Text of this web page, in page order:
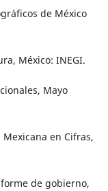
de México
México: INEGI.
Mayo
en Cifras,
de gobierno,